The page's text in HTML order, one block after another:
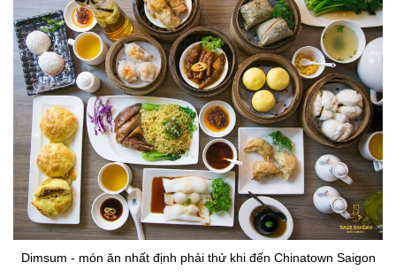
Dimsum - món ăn nhất định phải thử khi đến Chinatown Saigon